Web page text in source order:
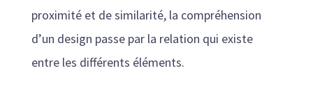
proximité et de similarité, la compréhension
d’un design passe par la relation qui existe
entre les différents éléments.